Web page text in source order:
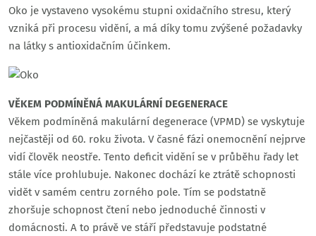
Oko je vystaveno vysokému stupni oxidačního stresu, který
vzniká při procesu vidění, a má díky tomu zvýšené požadavky
na látky s antioxidačním účinkem.
VĚKEM PODMÍNĚNÁ MAKULÁRNÍ DEGENERACE
Věkem podmíněná makulární degenerace (VPMD) se vyskytuje
nejčastěji od 60. roku života. V časné fázi onemocnění nejprve
vidí člověk neostře. Tento deficit vidění se v průběhu řady let
stále více prohlubuje. Nakonec dochází ke ztrátě schopnosti
vidět v samém centru zorného pole. Tím se podstatně
zhoršuje schopnost čtení nebo jednoduché činnosti v
domácnosti. A to právě ve stáří představuje podstatné